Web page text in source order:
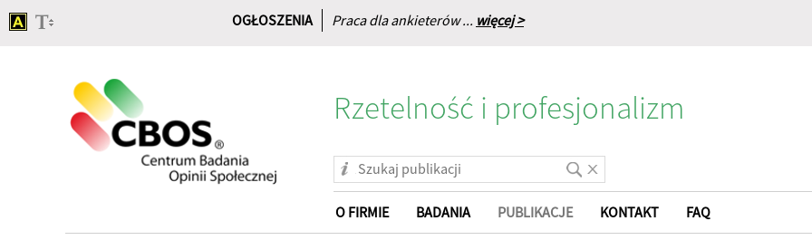
OGŁOSZENIA Praca dla ankieterów ... więcej >
Rzetelność i profesjonalizm
O FIRMIE BADANIA PUBLIKACJE KONTAKT FAQ